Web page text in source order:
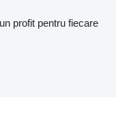
profit pentru fiecare